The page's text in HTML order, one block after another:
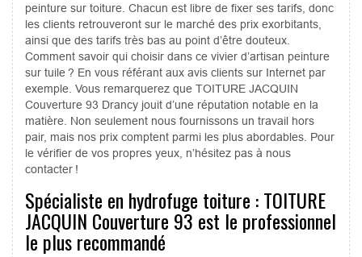
peinture sur toiture. Chacun est libre de fixer ses tarifs, donc
les clients retrouveront sur le marché des prix exorbitants,
ainsi que des tarifs très bas au point d’être douteux.
Comment savoir qui choisir dans ce vivier d’artisan peinture
sur tuile ? En vous référant aux avis clients sur Internet par
exemple. Vous remarquerez que TOITURE JACQUIN
Couverture 93 Drancy jouit d’une réputation notable en la
matière. Non seulement nous fournissons un travail hors
pair, mais nos prix comptent parmi les plus abordables. Pour
le vérifier de vos propres yeux, n’hésitez pas à nous
contacter !
Spécialiste en hydrofuge toiture : TOITURE
JACQUIN Couverture 93 est le professionnel
le plus recommandé